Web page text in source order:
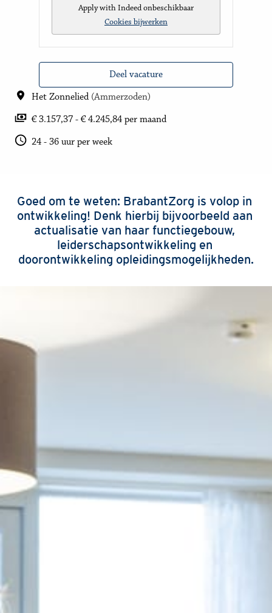
Apply with Indeed onbeschikbaar
Cookies bijwerken
Deel vacature
Het Zonnelied (Ammerzoden)
€ 3.157,37 - € 4.245,84 per maand
24 - 36 uur per week
Goed om te weten: BrabantZorg is volop in
ontwikkeling! Denk hierbij bijvoorbeeld aan
actualisatie van haar functiegebouw,
leiderschapsontwikkeling en
doorontwikkeling opleidingsmogelijkheden.